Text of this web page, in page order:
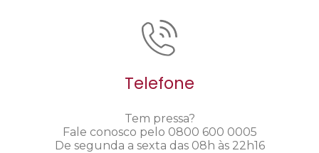
Telefone
Tem pressa?
Fale conosco pelo 0800 600 0005
De segunda a sexta das 08h às 22h16